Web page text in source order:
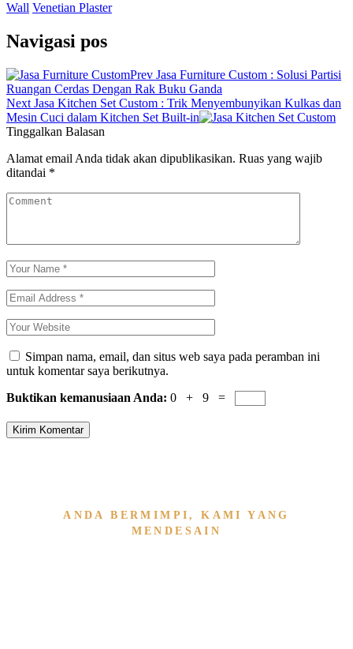
Wall Venetian Plaster
Navigasi pos
Prev Jasa Furniture Custom : Solusi Partisi
Ruangan Cerdas Dengan Rak Buku Ganda
Next Jasa Kitchen Set Custom : Trik Menyembunyikan Kulkas dan
Mesin Cuci dalam Kitchen Set Built-in
Tinggalkan Balasan
Alamat email Anda tidak akan dipublikasikan. Ruas yang wajib
ditandai *
Simpan nama, email, dan situs web saya pada peramban ini
untuk komentar saya berikutnya.
Buktikan kemanusiaan Anda: 0 + 9 =
Kirim Komentar
ANDA BERMIMPI, KAMI YANG
MENDESAIN